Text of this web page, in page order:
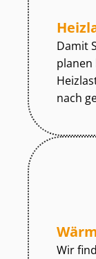
Damit
planen
nach
Wir